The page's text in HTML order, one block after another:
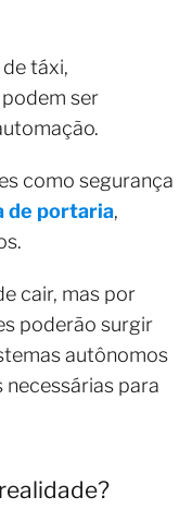
táxi,
ser
como segurança
de portaria,
cair, mas por
poderão surgir
autônomos
para